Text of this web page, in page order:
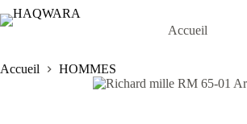
Passer
au
Accueil
Accueil
HOMMES